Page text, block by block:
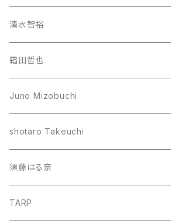
清水智裕
霜田哲也
Juno Mizobuchi
shotaro Takeuchi
須藤はる奈
TARP